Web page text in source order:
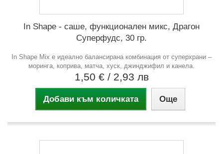
In Shape - саше, функционален микс, Драгон
Суперфудс, 30 гр.
In Shape Mix е идеално балансирана комбинация от суперхрани –
моринга, коприва, матча, хуск, джинджифил и канела.
1,50 € / 2,93 лв
Добави към количката Още